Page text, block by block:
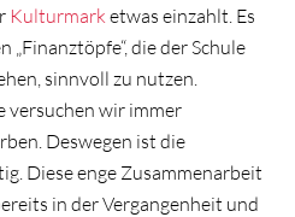
Kulturmark etwas einzahlt. Es
„Finanztöpfe“, die der Schule
sinnvoll zu nutzen.
versuchen wir immer
Deswegen ist die
Diese enge Zusammenarbeit
in der Vergangenheit und